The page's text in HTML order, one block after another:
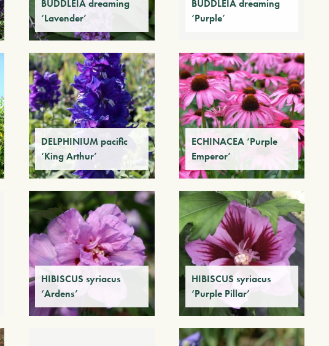
BUDDLEIA dreaming
‘Lavender’
BUDDLEIA dreaming
‘Purple’
DELPHINIUM pacific
‘King Arthur’
ECHINACEA ‘Purple
Emperor’
HIBISCUS syriacus
‘Ardens’
HIBISCUS syriacus
‘Purple Pillar’